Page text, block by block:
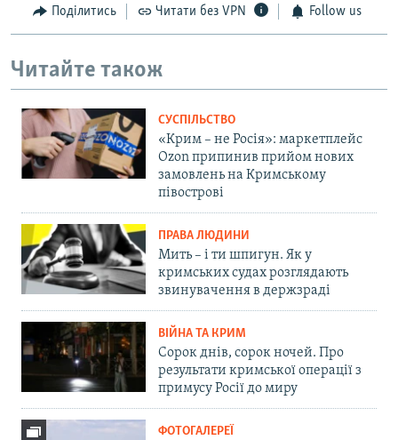
Поділитись Читати без VPN Follow us
Читайте також
СУСПІЛЬСТВО
«Крим – не Росія»: маркетплейс
Ozon припинив прийом нових
замовлень на Кримському
півострові
ПРАВА ЛЮДИНИ
Мить – і ти шпигун. Як у
кримських судах розглядають
звинувачення в держзраді
ВІЙНА ТА КРИМ
Сорок днів, сорок ночей. Про
результати кримської операції з
примусу Росії до миру
ФОТОГАЛЕРЕЇ